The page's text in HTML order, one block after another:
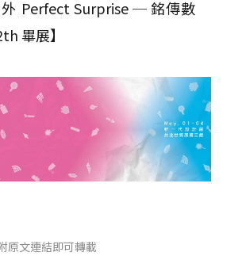
外 Perfect Surprise ─ 銘傳數
畢展】
原文連結即可轉載